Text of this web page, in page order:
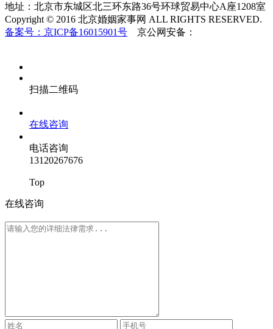
地址：北京市东城区北三环东路36号环球贸易中心A座1208室
Copyright © 2016 北京婚姻家事网 ALL RIGHTS RESERVED.
备案号：京ICP备16015901号
京公网安备：
扫描二维码
在线咨询
电话咨询
13120267676
Top
在线咨询